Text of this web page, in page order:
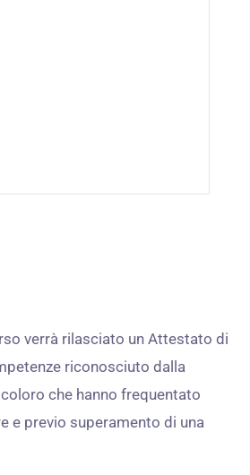
verrà rilasciato un Attestato di
riconosciuto dalla
che hanno frequentato
e previo superamento di una